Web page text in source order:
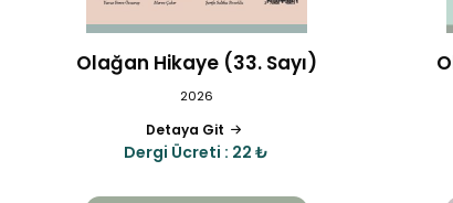
Olağan Hikaye (33. Sayı)
2026
Detaya Git
Dergi Ücreti : 22 ₺